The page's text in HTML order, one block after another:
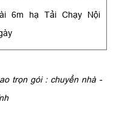
6m hạ Tải Chạy Nội
trọn gói : chuyển nhà -